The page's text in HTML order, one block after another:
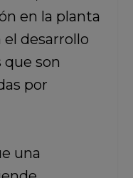
en la planta
desarrollo
que son
por
una